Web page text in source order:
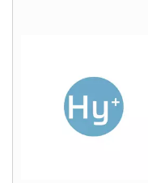
Gipfelstürmer
Anleitungen &